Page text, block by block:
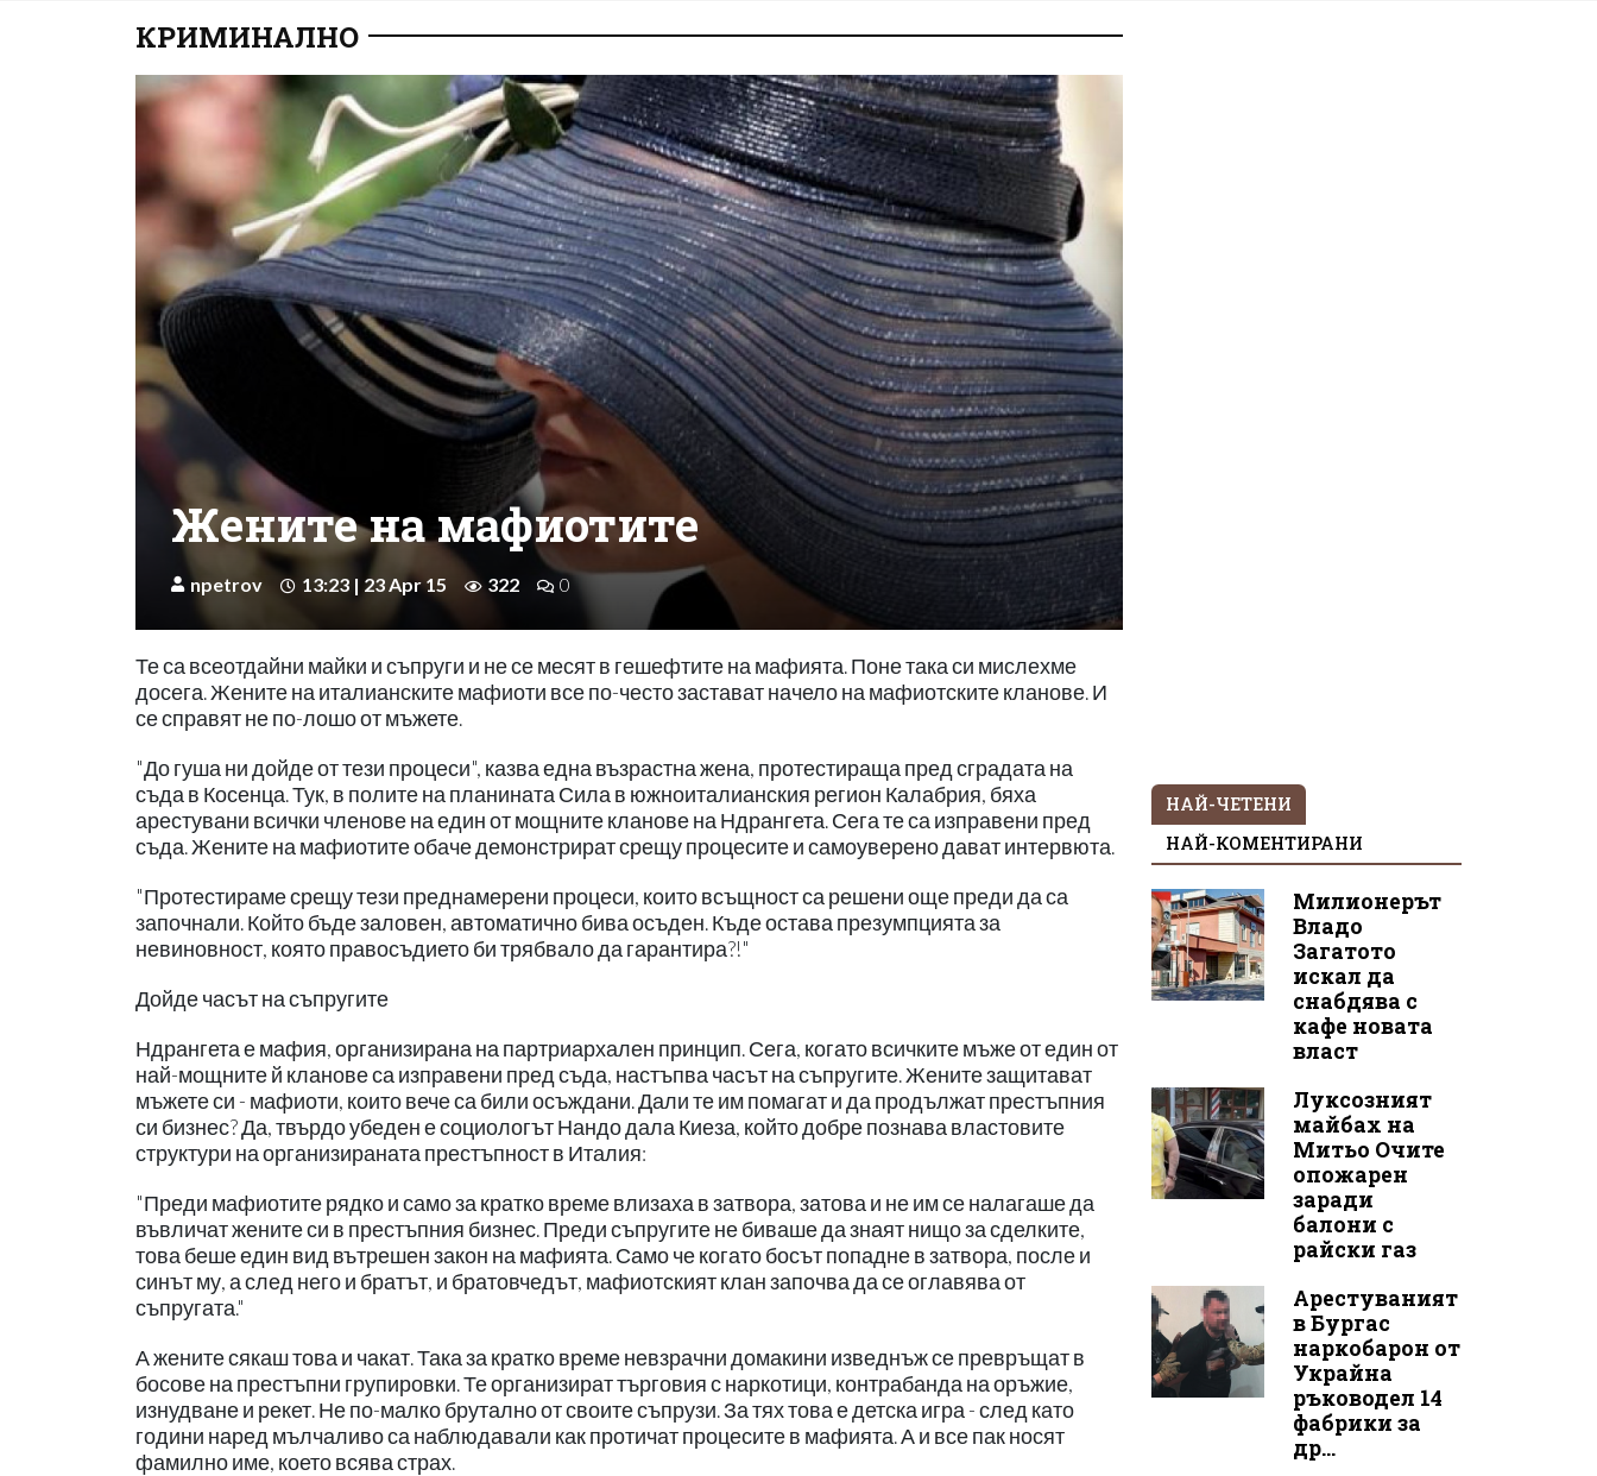
КРИМИНАЛНО
Жените на мафиотите
npetrov 13:23 | 23 Apr 15 322 0
Те са всеотдайни майки и съпруги и не се месят в гешефтите на мафията. Поне така си мислехме
досега. Жените на италианските мафиоти все по-често застават начело на мафиотските кланове. И
се справят не по-лошо от мъжете.
"До гуша ни дойде от тези процеси", казва една възрастна жена, протестираща пред сградата на
съда в Косенца. Тук, в полите на планината Сила в южноиталианския регион Калабрия, бяха
арестувани всички членове на един от мощните кланове на Ндрангета. Сега те са изправени пред
съда. Жените на мафиотите обаче демонстрират срещу процесите и самоуверено дават интервюта.
"Протестираме срещу тези преднамерени процеси, които всъщност са решени още преди да са
започнали. Който бъде заловен, автоматично бива осъден. Къде остава презумпцията за
невиновност, която правосъдието би трябвало да гарантира?!"
Дойде часът на съпругите
Ндрангета е мафия, организирана на партриархален принцип. Сега, когато всичките мъже от един от
най-мощните й кланове са изправени пред съда, настъпва часът на съпругите. Жените защитават
мъжете си - мафиоти, които вече са били осъждани. Дали те им помагат и да продължат престъпния
си бизнес? Да, твърдо убеден е социологът Нандо дала Киеза, който добре познава властовите
структури на организираната престъпност в Италия:
"Преди мафиотите рядко и само за кратко време влизаха в затвора, затова и не им се налагаше да
въвличат жените си в престъпния бизнес. Преди съпругите не биваше да знаят нищо за сделките,
това беше един вид вътрешен закон на мафията. Само че когато босът попадне в затвора, после и
синът му, а след него и братът, и братовчедът, мафиотският клан започва да се оглавява от
съпругата."
А жените сякаш това и чакат. Така за кратко време невзрачни домакини изведнъж се превръщат в
босове на престъпни групировки. Те организират търговия с наркотици, контрабанда на оръжие,
изнудване и рекет. Не по-малко брутално от своите съпрузи. За тях това е детска игра - след като
години наред мълчаливо са наблюдавали как протичат процесите в мафията. А и все пак носят
фамилно име, което всява страх.
НАЙ-ЧЕТЕНИ
НАЙ-КОМЕНТИРАНИ
Милионерът
Владо
Загатото
искал да
снабдява с
кафе новата
власт
Луксозният
майбах на
Митьо Очите
опожарен
заради
балони с
райски газ
Арестуваният
в Бургас
наркобарон от
Украйна
ръководел 14
фабрики за
др...